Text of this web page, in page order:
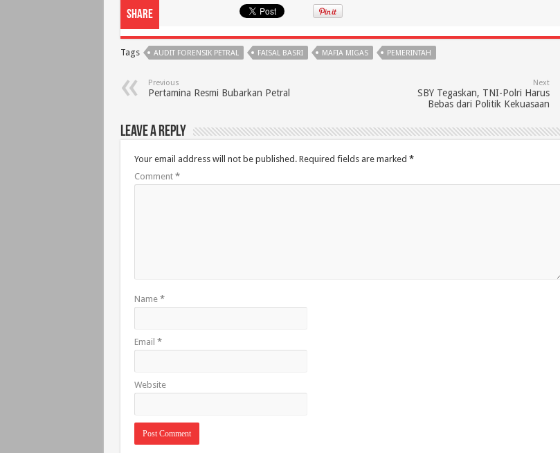
Share
Tags AUDIT FORENSIK PETRAL FAISAL BASRI MAFIA MIGAS PEMERINTAH
Previous
Pertamina Resmi Bubarkan Petral
Next
SBY Tegaskan, TNI-Polri Harus
Bebas dari Politik Kekuasaan
Leave a Reply
Your email address will not be published. Required fields are marked *
Comment *
Name *
Email *
Website